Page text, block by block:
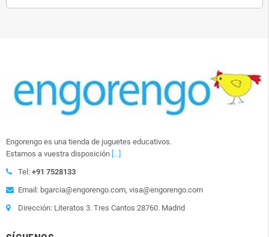
Engorengo es una tienda de juguetes educativos.
Estamos a vuestra disposición [...]
Tel: +91 7528133
Email: bgarcia@engorengo.com, visa@engorengo.com
Dirección: Literatos 3. Tres Cantos 28760. Madrid